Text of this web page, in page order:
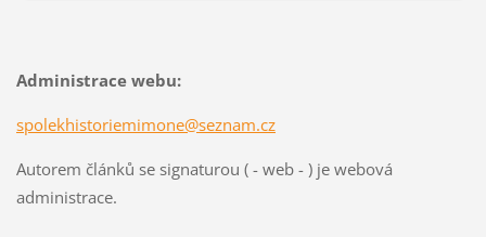
Administrace webu:
spolekhistoriemimone@seznam.cz
Autorem článků se signaturou ( - web - ) je webová
administrace.